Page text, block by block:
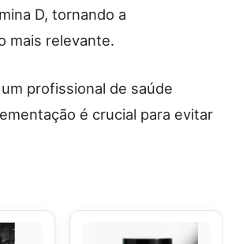
D, tornando a
mais relevante.
profissional de saúde
é crucial para evitar